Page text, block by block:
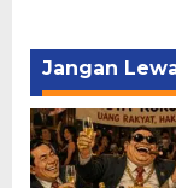
Jangan